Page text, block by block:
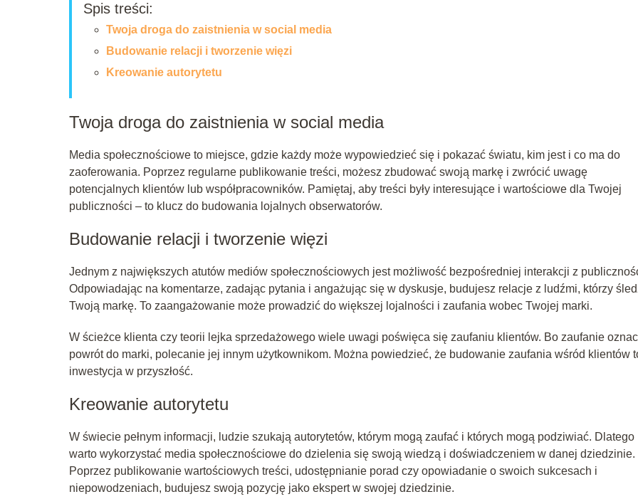
Spis treści:
Twoja droga do zaistnienia w social media
Budowanie relacji i tworzenie więzi
Kreowanie autorytetu
Twoja droga do zaistnienia w social media
Media społecznościowe to miejsce, gdzie każdy może wypowiedzieć się i pokazać światu, kim jest i co ma do
zaoferowania. Poprzez regularne publikowanie treści, możesz zbudować swoją markę i zwrócić uwagę
potencjalnych klientów lub współpracowników. Pamiętaj, aby treści były interesujące i wartościowe dla Twojej
publiczności – to klucz do budowania lojalnych obserwatorów.
Budowanie relacji i tworzenie więzi
Jednym z największych atutów mediów społecznościowych jest możliwość bezpośredniej interakcji z
Odpowiadając na komentarze, zadając pytania i angażując się w dyskusje, budujesz relacje z ludźmi, którzy
Twoją markę. To zaangażowanie może prowadzić do większej lojalności i zaufania wobec Twojej marki.
W ścieżce klienta czy teorii lejka sprzedażowego wiele uwagi poświęca się zaufaniu klientów. Bo zaufanie
powrót do marki, polecanie jej innym użytkownikom. Można powiedzieć, że budowanie zaufania wśród klientów
inwestycja w przyszłość.
Kreowanie autorytetu
W świecie pełnym informacji, ludzie szukają autorytetów, którym mogą zaufać i których mogą podziwiać. Dlatego
warto wykorzystać media społecznościowe do dzielenia się swoją wiedzą i doświadczeniem w danej dziedzinie.
Poprzez publikowanie wartościowych treści, udostępnianie porad czy opowiadanie o swoich sukcesach i
niepowodzeniach, budujesz swoją pozycję jako ekspert w swojej dziedzinie.